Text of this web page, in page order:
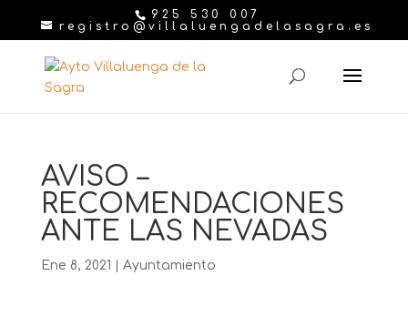
925 530 007
registro@villaluengadelasagra.es
AVISO –
RECOMENDACIONES
ANTE LAS NEVADAS
Ene 8, 2021 Ayuntamiento